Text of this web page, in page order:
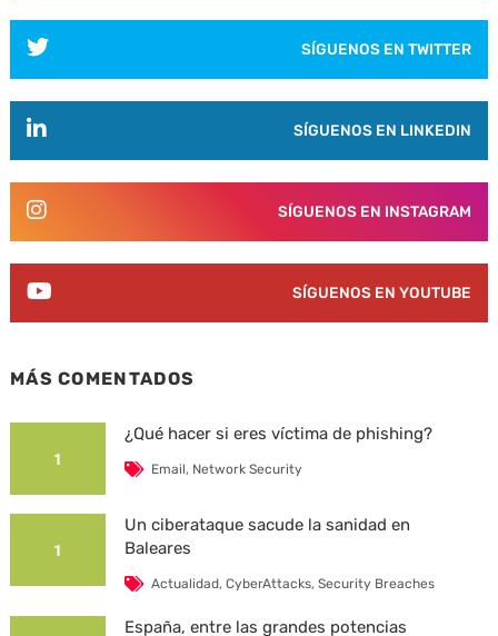
SÍGUENOS EN TWITTER
SÍGUENOS EN LINKEDIN
SÍGUENOS EN INSTAGRAM
SÍGUENOS EN YOUTUBE
MÁS COMENTADOS
1
¿Qué hacer si eres víctima de phishing?
Email, Network Security
1
Un ciberataque sacude la sanidad en
Baleares
Actualidad,CyberAttacks,Security Breaches
España, entre las grandes potencias